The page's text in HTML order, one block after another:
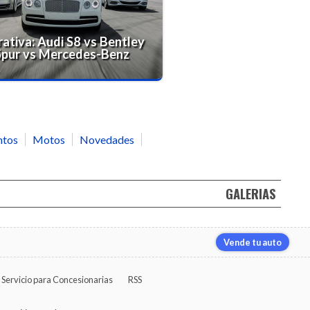
Audi S8 vs Bentley
vs Mercedes-Benz
Motos Novedades
GALERIAS
Vende tu auto
Servicio para Concesionarias RSS